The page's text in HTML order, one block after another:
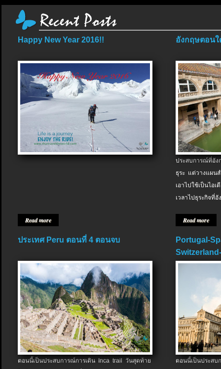
Happy New Year 2016!!
Read more
อังกฤษตอนใ
ประสบการณ์ที่อัง
ธุระ แต่วางแผน
เอาไปใช้เป็นไอ
เวลาไปธุระกิจที่อั
Read more
ประเทศ Peru ตอนที่ 4 ตอนจบ
ตอนนี้เป็นประสบการณ์การเดิน Inca trail วันสุดท้าย
Portugal-
ตอนนี้เป็นประส